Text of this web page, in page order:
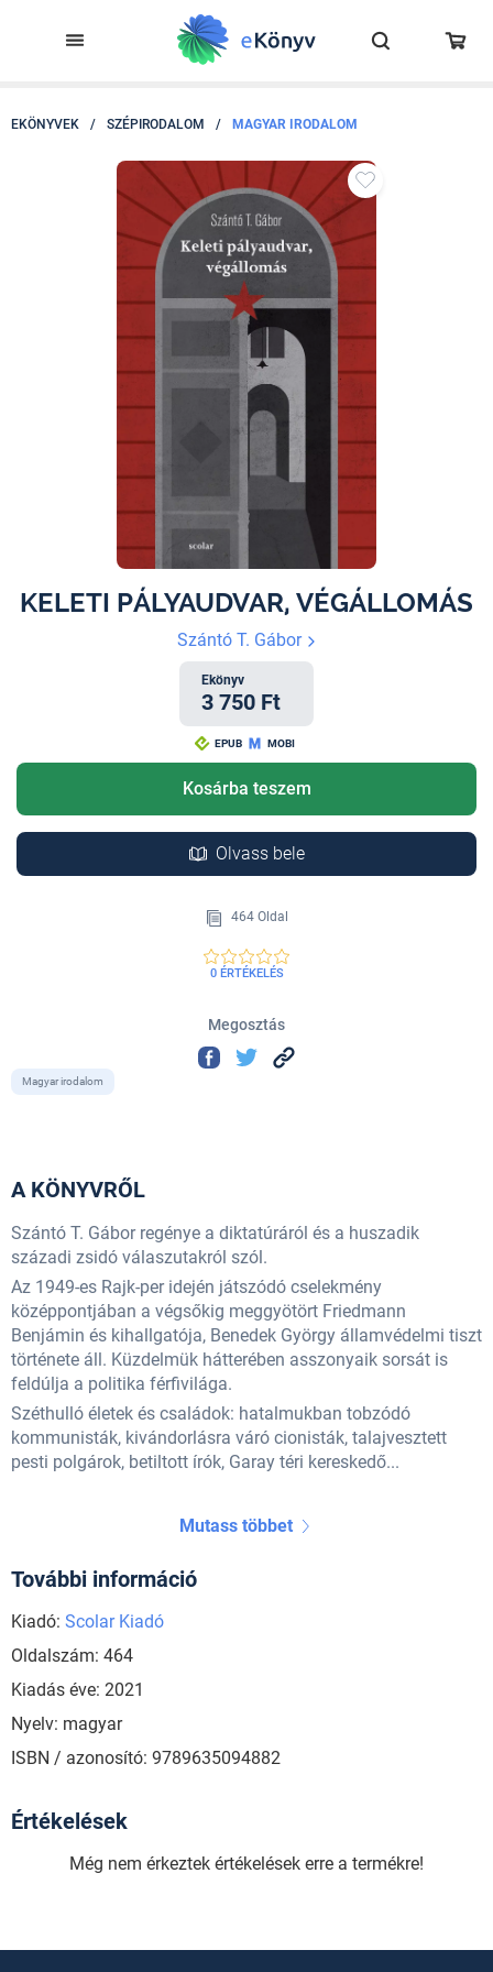
EKÖNYVEK / SZÉPIRODALOM / MAGYAR IRODALOM
KELETI PÁLYAUDVAR, VÉGÁLLOMÁS
Szántó T. Gábor
Ekönyv
3 750 Ft
EPUB MOBI
Kosárba teszem
Olvass bele
464 Oldal
0 ÉRTÉKELÉS
Megosztás
Magyar irodalom
A KÖNYVRŐL
Szántó T. Gábor regénye a diktatúráról és a huszadik
századi zsidó válaszutakról szól.
Az 1949-es Rajk-per idején játszódó cselekmény
középpontjában a végsőkig meggyötört Friedmann
Benjámin és kihallgatója, Benedek György államvédelmi tiszt
története áll. Küzdelmük hátterében asszonyaik sorsát is
feldúlja a politika férfivilága.
Széthulló életek és családok: hatalmukban tobzódó
kommunisták, kivándorlásra váró cionisták, talajvesztett
pesti polgárok, betiltott írók, Garay téri kereskedő...
Mutass többet
További információ
Kiadó: Scolar Kiadó
Oldalszám: 464
Kiadás éve: 2021
Nyelv: magyar
ISBN / azonosító: 9789635094882
Értékelések
Még nem érkeztek értékelések erre a termékre!